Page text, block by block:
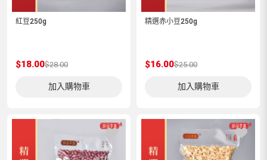
紅豆250g
$18.00$28.00
加入購物車
精選赤小豆250g
$16.00$25.00
加入購物車